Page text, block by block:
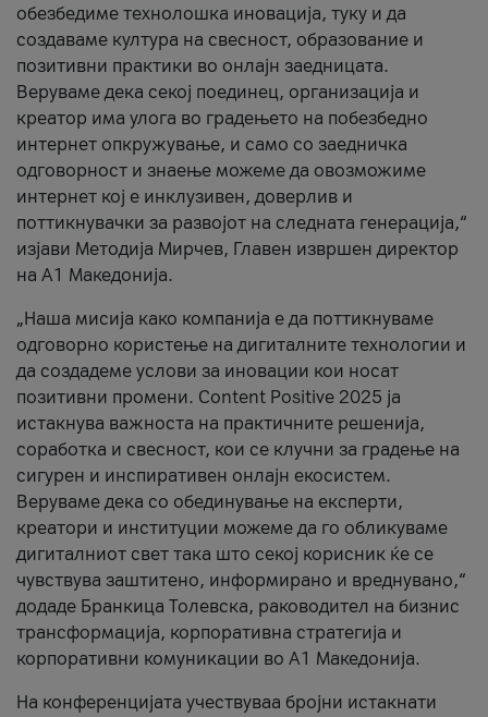
обезбедиме технолошка иновација, туку и да
создаваме култура на свесност, образование и
позитивни практики во онлајн заедницата.
Веруваме дека секој поединец, организација и
креатор има улога во градењето на побезбедно
интернет опкружување, и само со заедничка
одговорност и знаење можеме да овозможиме
интернет кој е инклузивен, доверлив и
поттикнувачки за развојот на следната генерација,“
изјави Методија Мирчев, Главен извршен директор
на А1 Македонија.
„Наша мисија како компанија е да поттикнуваме
одговорно користење на дигиталните технологии и
да создадеме услови за иновации кои носат
позитивни промени. Content Positive 2025 ја
истакнува важноста на практичните решенија,
соработка и свесност, кои се клучни за градење на
сигурен и инспиративен онлајн екосистем.
Веруваме дека со обединување на експерти,
креатори и институции можеме да го обликуваме
дигиталниот свет така што секој корисник ќе се
чувствува заштитено, информирано и вреднувано,“
додаде Бранкица Толевска, раководител на бизнис
трансформација, корпоративна стратегија и
корпоративни комуникации во А1 Македонија.
На конференцијата учествуваа бројни истакнати